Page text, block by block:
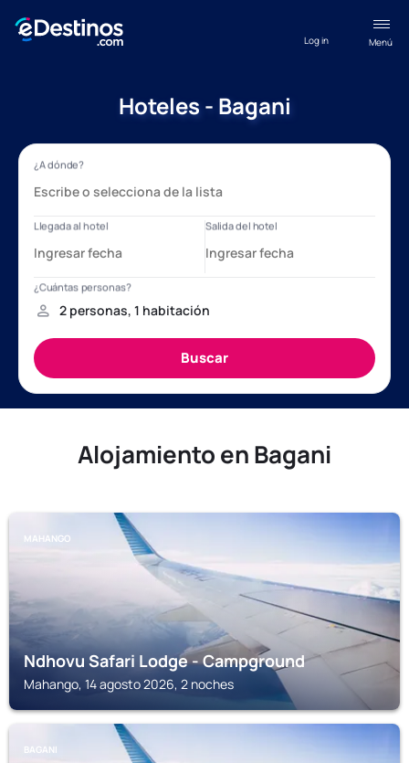
Menú
Log in
Hoteles - Bagani
Alojamiento en Bagani
MAHANGO
Ndhovu Safari Lodge - Campground
Mahango, 14 agosto 2026, 2 noches
BAGANI